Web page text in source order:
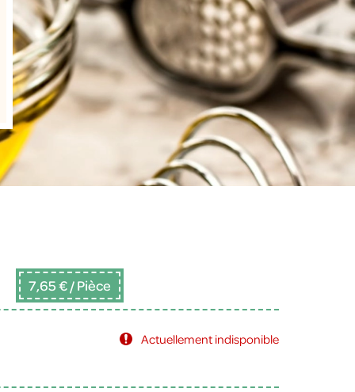
7,65 €/ Pièce
Actuellement indisponible